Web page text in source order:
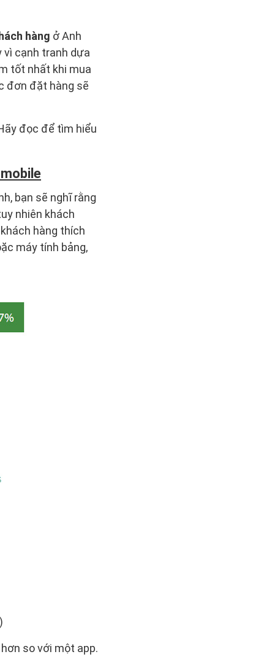
hàng ở Anh
vì cạnh tranh dựa
tốt nhất khi mua
đơn đặt hàng sẽ
đọc để tìm hiểu
bạn sẽ nghĩ rằng
nhiên khách
hàng thích
máy tính bảng,
so với một app.